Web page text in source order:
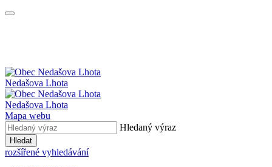
Nedašova Lhota
Nedašova Lhota
Mapa webu
Hledaný výraz
Hledat
rozšířené vyhledávání